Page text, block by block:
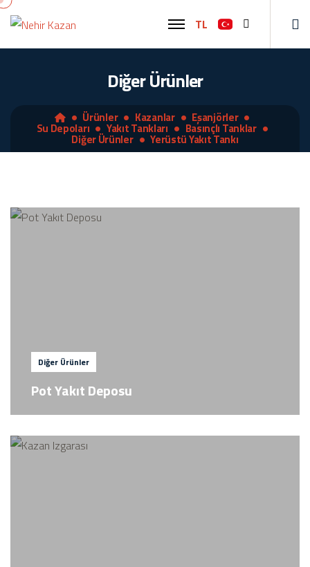
TL
Ara
Diğer Ürünler
Ürünler Kazanlar Eşanjörler
Su Depoları Yakıt Tankları Basınçlı Tanklar
Diğer Ürünler Yerüstü Yakıt Tankı
Diğer Ürünler
Pot Yakıt Deposu